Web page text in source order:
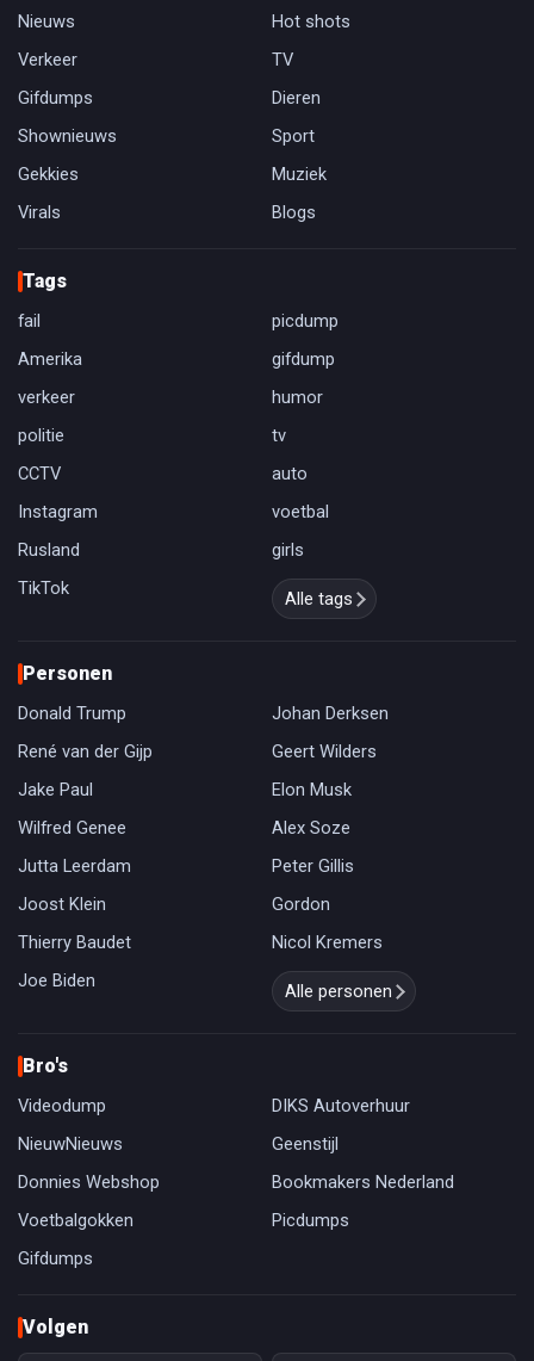
Nieuws
Hot shots
Verkeer
TV
Gifdumps
Dieren
Shownieuws
Sport
Gekkies
Muziek
Virals
Blogs
Tags
fail
picdump
Amerika
gifdump
verkeer
humor
politie
tv
CCTV
auto
Instagram
voetbal
Rusland
girls
TikTok
Alle tags
Personen
Donald Trump
Johan Derksen
René van der Gijp
Geert Wilders
Jake Paul
Elon Musk
Wilfred Genee
Alex Soze
Jutta Leerdam
Peter Gillis
Joost Klein
Gordon
Thierry Baudet
Nicol Kremers
Joe Biden
Alle personen
Bro's
Videodump
DIKS Autoverhuur
NieuwNieuws
Geenstijl
Donnies Webshop
Bookmakers Nederland
Voetbalgokken
Picdumps
Gifdumps
Volgen